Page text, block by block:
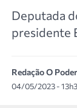
Deputada
presidente
Redação O Poder
04/05/2023 -